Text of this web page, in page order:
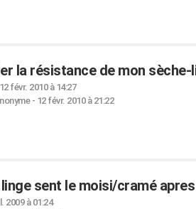
la résistance de mon sèche-
12 févr. 2010 à 14:27
- 12 févr. 2010 à 21:22
sent le moisi/cramé
2009 à 01:24